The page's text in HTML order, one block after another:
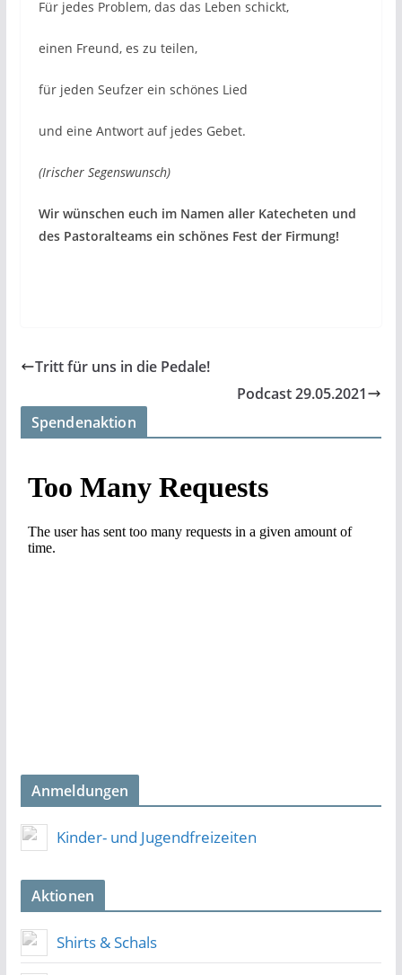
Für jedes Problem, das das Leben schickt,
einen Freund, es zu teilen,
für jeden Seufzer ein schönes Lied
und eine Antwort auf jedes Gebet.
(Irischer Segenswunsch)
Wir wünschen euch im Namen aller Katecheten und
des Pastoralteams ein schönes Fest der Firmung!
Tritt für uns in die Pedale!
Podcast 29.05.2021
Spendenaktion
Anmeldungen
Kinder- und Jugendfreizeiten
Aktionen
Shirts & Schals